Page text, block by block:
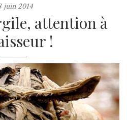
juin 2014
attention à
!